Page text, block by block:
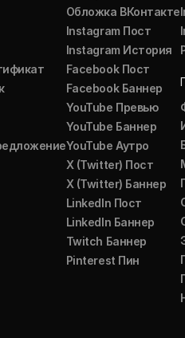
Обложка ВКонтакте
Instagram Пост
Instagram История
Facebook Пост
Facebook Баннер
YouTube Превью
YouTube Баннер
YouTube Аутро
X (Twitter) Пост
X (Twitter) Баннер
LinkedIn Пост
LinkedIn Баннер
Twitch Баннер
Pinterest Пин